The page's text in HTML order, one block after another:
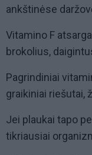
ankštinėse
Vitamino F
brokolius,
Pagrindiniai
graikiniai riešutai,
Jei plaukai tapo
tikriausiai